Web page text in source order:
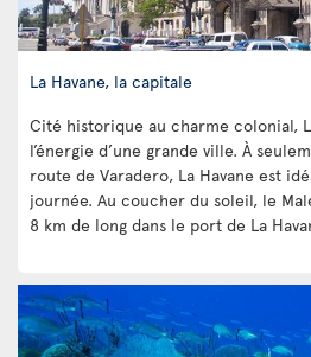
La Havane, la capitale
Cité historique au charme colonial,
l’énergie d’une grande ville. À
route de Varadero, La Havane est
journée. Au coucher du soleil, le
8 km de long dans le port de La